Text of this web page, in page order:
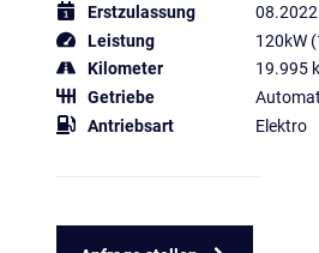
Erstzulassung
08.2022
Leistung
120kW
Kilometer
19.995
Getriebe
Antriebsart
Elektro